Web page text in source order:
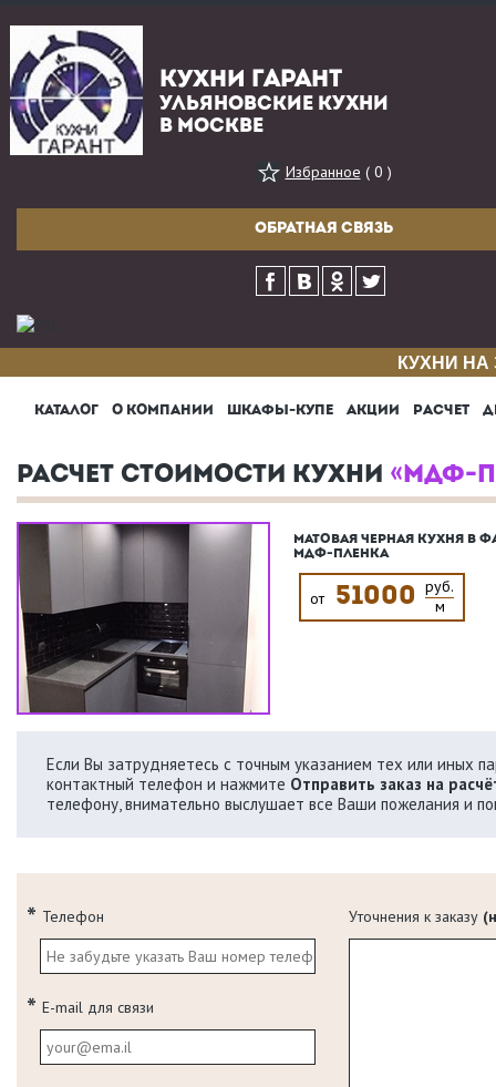
КУХНИ ГАРАНТ
УЛЬЯНОВСКИЕ КУХНИ
В МОСКВЕ
Избранное ( 0 )
ОБРАТНАЯ СВЯЗЬ
КУХНИ
КАТАЛОГ О КОМПАНИИ ШКАФЫ-КУПЕ АКЦИИ РАСЧЕТ
РАСЧЕТ СТОИМОСТИ КУХНИ «МДФ-
МАТОВАЯ ЧЕРНАЯ КУХНЯ В
МДФ-ПЛЕНКА
от 51000 руб.
м
Если Вы затрудняетесь с точным указанием тех или иных
контактный телефон и нажмите Отправить заказ на
телефону, внимательно выслушает все Ваши пожелания и
Телефон
E-mail для связи
Уточнения к заказу